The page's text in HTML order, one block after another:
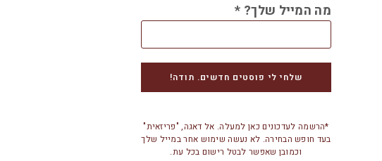
מה המייל שלך? *
*הרשמה לעדכונים כאן למעלה. אל דאגה, "פריזאית"
בעד חופש הבחירה. לא נעשה שימוש אחר במייל שלך
וכמובן שאפשר לבטל רישום בכל עת.